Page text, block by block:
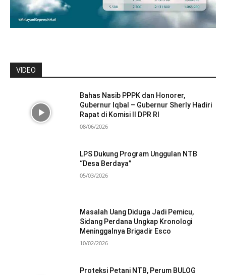
VIDEO
Bahas Nasib PPPK dan Honorer,
Gubernur Iqbal – Gubernur Sherly Hadiri
Rapat di Komisi II DPR RI
08/06/2026
LPS Dukung Program Unggulan NTB
“Desa Berdaya”
05/03/2026
Masalah Uang Diduga Jadi Pemicu,
Sidang Perdana Ungkap Kronologi
Meninggalnya Brigadir Esco
10/02/2026
Proteksi Petani NTB, Perum BULOG